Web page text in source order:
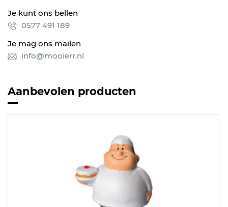
Je kunt ons bellen
0577 491 189
Je mag ons mailen
info@mooierr.nl
Aanbevolen producten